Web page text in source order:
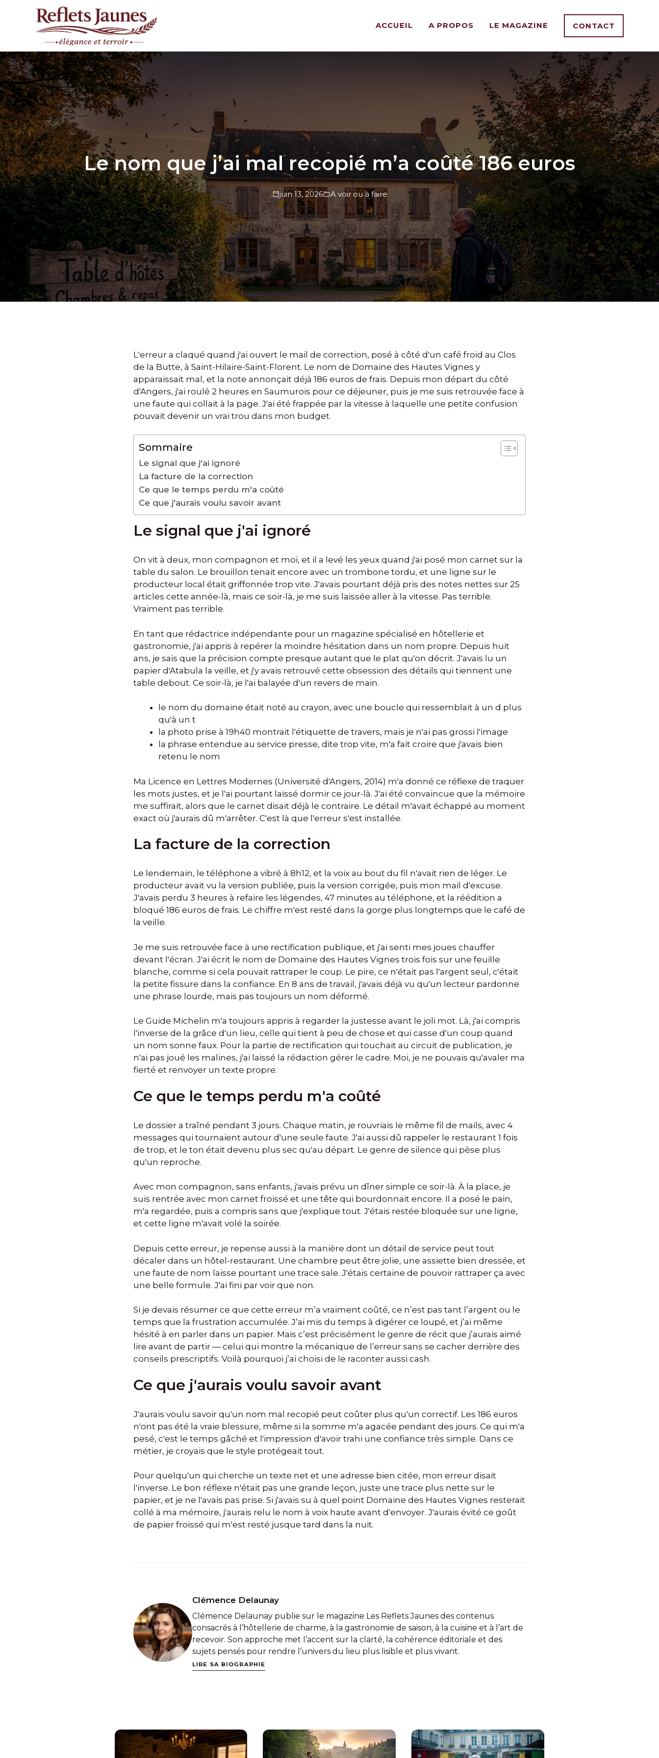
contenu
ACCUEIL A PROPOS LE MAGAZINE CONTACT
Le nom que j’ai mal recopié m’a coûté 186 euros
juin 13, 2026 A voir ou à faire
L'erreur a claqué quand j'ai ouvert le mail de correction, posé à côté d'un café froid au Clos
de la Butte, à Saint-Hilaire-Saint-Florent. Le nom de Domaine des Hautes Vignes y
apparaissait mal, et la note annonçait déjà 186 euros de frais. Depuis mon départ du côté
d'Angers, j'ai roulé 2 heures en Saumurois pour ce déjeuner, puis je me suis retrouvée face à
une faute qui collait à la page. J'ai été frappée par la vitesse à laquelle une petite confusion
pouvait devenir un vrai trou dans mon budget.
Sommaire
Le signal que j'ai ignoré
La facture de la correction
Ce que le temps perdu m'a coûté
Ce que j'aurais voulu savoir avant
Le signal que j'ai ignoré
On vit à deux, mon compagnon et moi, et il a levé les yeux quand j'ai posé mon carnet sur la
table du salon. Le brouillon tenait encore avec un trombone tordu, et une ligne sur le
producteur local était griffonnée trop vite. J'avais pourtant déjà pris des notes nettes sur 25
articles cette année-là, mais ce soir-là, je me suis laissée aller à la vitesse. Pas terrible.
Vraiment pas terrible.
En tant que rédactrice indépendante pour un magazine spécialisé en hôtellerie et
gastronomie, j'ai appris à repérer la moindre hésitation dans un nom propre. Depuis huit
ans, je sais que la précision compte presque autant que le plat qu'on décrit. J'avais lu un
papier d'Atabula la veille, et j'y avais retrouvé cette obsession des détails qui tiennent une
table debout. Ce soir-là, je l'ai balayée d'un revers de main.
le nom du domaine était noté au crayon, avec une boucle qui ressemblait à un d plus
qu'à un t
la photo prise à 19h40 montrait l'étiquette de travers, mais je n'ai pas grossi l'image
la phrase entendue au service presse, dite trop vite, m'a fait croire que j'avais bien
retenu le nom
Ma Licence en Lettres Modernes (Université d'Angers, 2014) m'a donné ce réflexe de traquer
les mots justes, et je l'ai pourtant laissé dormir ce jour-là. J'ai été convaincue que la mémoire
me suffirait, alors que le carnet disait déjà le contraire. Le détail m'avait échappé au moment
exact où j'aurais dû m'arrêter. C'est là que l'erreur s'est installée.
La facture de la correction
Le lendemain, le téléphone a vibré à 8h12, et la voix au bout du fil n'avait rien de léger. Le
producteur avait vu la version publiée, puis la version corrigée, puis mon mail d'excuse.
J'avais perdu 3 heures à refaire les légendes, 47 minutes au téléphone, et la réédition a
bloqué 186 euros de frais. Le chiffre m'est resté dans la gorge plus longtemps que le café de
la veille.
Je me suis retrouvée face à une rectification publique, et j'ai senti mes joues chauffer
devant l'écran. J'ai écrit le nom de Domaine des Hautes Vignes trois fois sur une feuille
blanche, comme si cela pouvait rattraper le coup. Le pire, ce n'était pas l'argent seul, c'était
la petite fissure dans la confiance. En 8 ans de travail, j'avais déjà vu qu'un lecteur pardonne
une phrase lourde, mais pas toujours un nom déformé.
Le Guide Michelin m'a toujours appris à regarder la justesse avant le joli mot. Là, j'ai compris
l'inverse de la grâce d'un lieu, celle qui tient à peu de chose et qui casse d'un coup quand
un nom sonne faux. Pour la partie de rectification qui touchait au circuit de publication, je
n'ai pas joué les malines, j'ai laissé la rédaction gérer le cadre. Moi, je ne pouvais qu'avaler ma
fierté et renvoyer un texte propre.
Ce que le temps perdu m'a coûté
Le dossier a traîné pendant 3 jours. Chaque matin, je rouvriais le même fil de mails, avec 4
messages qui tournaient autour d'une seule faute. J'ai aussi dû rappeler le restaurant 1 fois
de trop, et le ton était devenu plus sec qu'au départ. Le genre de silence qui pèse plus
qu'un reproche.
Avec mon compagnon, sans enfants, j'avais prévu un dîner simple ce soir-là. À la place, je
suis rentrée avec mon carnet froissé et une tête qui bourdonnait encore. Il a posé le pain,
m'a regardée, puis a compris sans que j'explique tout. J'étais restée bloquée sur une ligne,
et cette ligne m'avait volé la soirée.
Depuis cette erreur, je repense aussi à la manière dont un détail de service peut tout
décaler dans un hôtel-restaurant. Une chambre peut être jolie, une assiette bien dressée, et
une faute de nom laisse pourtant une trace sale. J'étais certaine de pouvoir rattraper ça avec
une belle formule. J'ai fini par voir que non.
Si je devais résumer ce que cette erreur m’a vraiment coûté, ce n’est pas tant l’argent ou le
temps que la frustration accumulée. J’ai mis du temps à digérer ce loupé, et j’ai même
hésité à en parler dans un papier. Mais c’est précisément le genre de récit que j’aurais aimé
lire avant de partir — celui qui montre la mécanique de l’erreur sans se cacher derrière des
conseils prescriptifs. Voilà pourquoi j’ai choisi de le raconter aussi cash.
Ce que j'aurais voulu savoir avant
J'aurais voulu savoir qu'un nom mal recopié peut coûter plus qu'un correctif. Les 186 euros
n'ont pas été la vraie blessure, même si la somme m'a agacée pendant des jours. Ce qui m'a
pesé, c'est le temps gâché et l'impression d'avoir trahi une confiance très simple. Dans ce
métier, je croyais que le style protégeait tout.
Pour quelqu'un qui cherche un texte net et une adresse bien citée, mon erreur disait
l'inverse. Le bon réflexe n'était pas une grande leçon, juste une trace plus nette sur le
papier, et je ne l'avais pas prise. Si j'avais su à quel point Domaine des Hautes Vignes resterait
collé à ma mémoire, j'aurais relu le nom à voix haute avant d'envoyer. J'aurais évité ce goût
de papier froissé qui m'est resté jusque tard dans la nuit.
Clémence Delaunay
Clémence Delaunay publie sur le magazine Les Reflets Jaunes des contenus
consacrés à l’hôtellerie de charme, à la gastronomie de saison, à la cuisine et à l’art de
recevoir. Son approche met l’accent sur la clarté, la cohérence éditoriale et des
sujets pensés pour rendre l’univers du lieu plus lisible et plus vivant.
LIRE SA BIOGRAPHIE